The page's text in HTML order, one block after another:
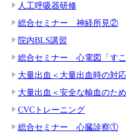
人工呼吸器研修
総合セミナー 神経所見②
院内BLS講習
総合セミナー 心電図「す
大量出血＜大量出血時の対
大量出血＜安全な輸血のた
CVCトレーニング
総合セミナー 心臓診察①